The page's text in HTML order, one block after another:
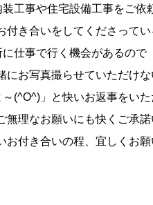
工事や住宅設備工事をご
付き合いをしてくださって
仕事で行く機会があるの
にお写真撮らせていただけ
(^O^)」と快いお返事をい
無理なお願いにも快くご承諾
お付き合いの程、宜しくお願